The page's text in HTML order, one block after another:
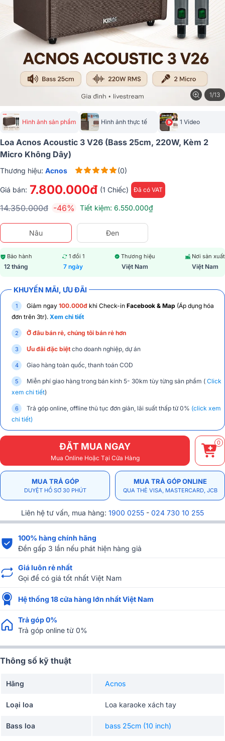
1/13
Hình ảnh sản phẩm Hình ảnh thực tế 1 Video
Loa Acnos Acoustic 3 V26 (Bass 25cm, 220W, Kèm 2
Micro Không Dây)
Thương hiệu: Acnos (0)
Giá bán: 7.800.000đ (1 Chiếc) Đã có VAT
14.350.000đ -46% Tiết kiệm: 6.550.000₫
Nâu Đen
Bảo hành
12 tháng
1 đổi 1
7 ngày
Thương hiệu
Việt Nam
Nơi sản xuất
Việt Nam
KHUYẾN MÃI, ƯU ĐÃI
Giảm ngay 100.000đ khi Check-in Facebook & Map (Áp dụng hóa
đơn trên 3tr). Xem chi tiết
Ở đâu bán rẻ, chúng tôi bán rẻ hơn
Ưu đãi đặc biệt cho doanh nghiệp, dự án
Giao hàng toàn quốc, thanh toán COD
Miễn phí giao hàng trong bán kính 5- 30km tùy từng sản phẩm ( Click
xem chi tiết)
Trả góp online, offline thủ tục đơn giản, lãi suất thấp từ 0% (click xem
chi tiết)
ĐẶT MUA NGAY
Mua Online Hoặc Tại Cửa Hàng
0
MUA TRẢ GÓP
DUYỆT HỒ SƠ 30 PHÚT
MUA TRẢ GÓP ONLINE
QUA THẺ VISA, MASTERCARD, JCB
Liên hệ tư vấn, mua hàng: 1900 0255 - 024 730 10 255
100% hàng chính hãng
Đền gấp 3 lần nếu phát hiện hàng giả
Giá luôn rẻ nhất
Gọi để có giá tốt nhất Việt Nam
Hệ thống 18 cửa hàng lớn nhất Việt Nam
Trả góp 0%
Trả góp online từ 0%
Thông số kỹ thuật
Hãng Acnos
Loại loa Loa karaoke xách tay
Bass loa bass 25cm (10 inch)